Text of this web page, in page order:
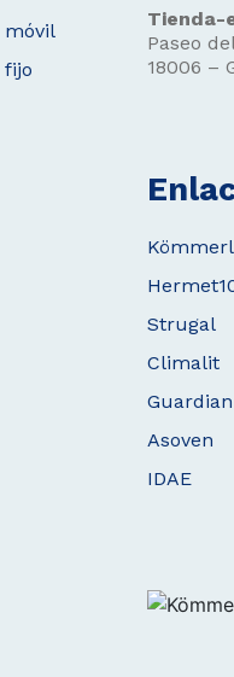
móvil
fijo
Tienda-
Paseo
18006 –
Strugal
Climalit
Asoven
IDAE